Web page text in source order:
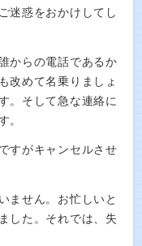
迷惑をおかけしてし
からの電話であるか
改めて名乗りましょ
。そして急な連絡に
。
すがキャンセルさせ
ません。お忙しいと
した。それでは、失